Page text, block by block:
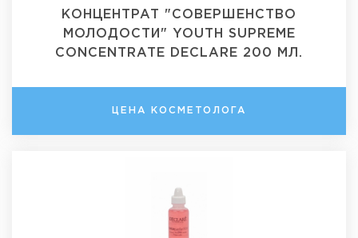
КОНЦЕНТРАТ "СОВЕРШЕНСТВО
МОЛОДОСТИ" YOUTH SUPREME
CONCENTRATE DECLARE 200 МЛ.
ЦЕНА КОСМЕТОЛОГА